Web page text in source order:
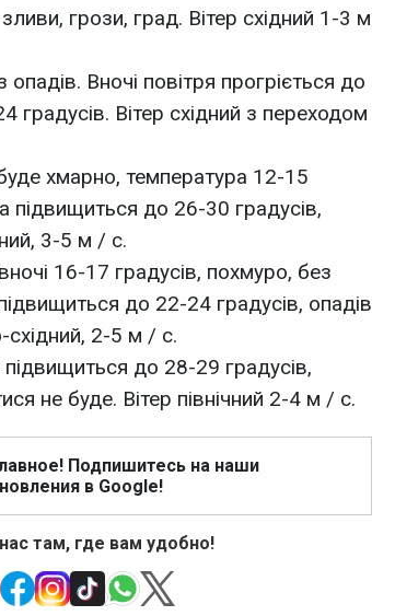
грози, град. Вітер східний 1-3 м
Вночі повітря прогріється до
градусів. Вітер східний з переходом
хмарно, температура 12-15
підвищиться до 26-30 градусів,
3-5 м / с.
16-17 градусів, похмуро, без
до 22-24 градусів, опадів
східний, 2-5 м / с.
до 28-29 градусів,
не буде. Вітер північний 2-4 м / с.
Подпишитесь на наши
в Google!
там, где вам удобно!